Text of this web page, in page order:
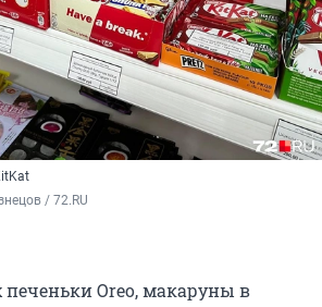
/ 72.RU
Oreo, макаруны в